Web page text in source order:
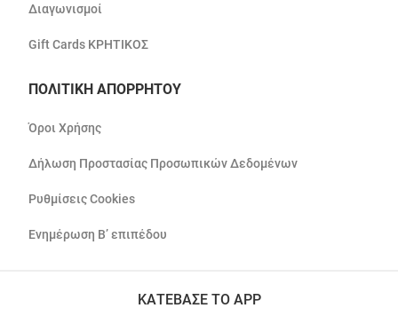
Διαγωνισμοί
Gift Cards ΚΡΗΤΙΚΟΣ
ΠΟΛΙΤΙΚΗ ΑΠΟΡΡΗΤΟΥ
Όροι Χρήσης
Δήλωση Προστασίας Προσωπικών Δεδομένων
Ρυθμίσεις Cookies
Ενημέρωση Β’ επιπέδου
ΚΑΤΕΒΑΣΕ ΤΟ APP